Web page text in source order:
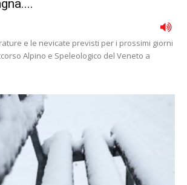
e le nevicate previsti per i prossimi giorni
Alpino e Speleologico del Veneto a